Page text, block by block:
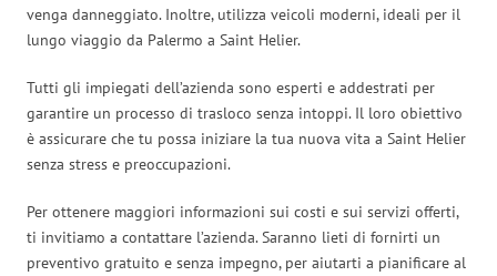
venga danneggiato. Inoltre, utilizza veicoli moderni, ideali per il
lungo viaggio da Palermo a Saint Helier.
Tutti gli impiegati dell’azienda sono esperti e addestrati per
garantire un processo di trasloco senza intoppi. Il loro obiettivo
è assicurare che tu possa iniziare la tua nuova vita a Saint Helier
senza stress e preoccupazioni.
Per ottenere maggiori informazioni sui costi e sui servizi offerti,
ti invitiamo a contattare l’azienda. Saranno lieti di fornirti un
preventivo gratuito e senza impegno, per aiutarti a pianificare al